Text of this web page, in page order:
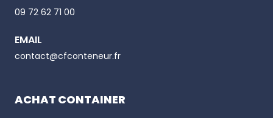
Email
09 72 62 71 00
EMAIL
Phone number
contact@cfconteneur.fr
ACHAT CONTAINER